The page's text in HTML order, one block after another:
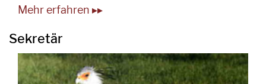
Mehr erfahren ▸▸
Sekretär